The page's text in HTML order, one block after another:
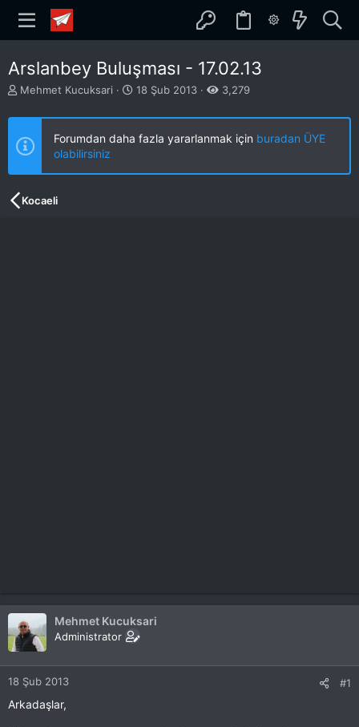
Arslanbey Buluşması - 17.02.13
K
n
u
u
b
a
Mehmet Kucuksari
B
ş
a
g
18 Şub 2013 3,279
Forumdan daha fazla yararlanmak için buradan ÜYE
olabilirsiniz
Kocaeli
Mehmet Kucuksari
Administrator
18 Şub 2013 #1
Arkadaşlar,